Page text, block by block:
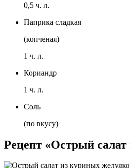
0,5 ч. л.
Паприка сладкая
(копченая)
1 ч. л.
Кориандр
1 ч. л.
Соль
(по вкусу)
Рецепт «Острый